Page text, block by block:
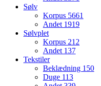
Sølv
Korpus 5661
Andet 1919
Sølvplet
Korpus 212
Andet 137
Tekstiler
Beklædning 150
Duge 113